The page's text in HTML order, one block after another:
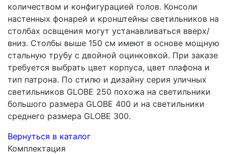
количеством и конфигурацией голов. Консоли
настенных фонарей и кронштейны светильников на
столбах освщения могут устанавливаться вверх/
вниз. Столбы выше 150 см имеют в основе мощную
стальную трубу с двойной оцинковкой. При заказе
требуется выбрать цвет корпуса, цвет плафона и
тип патрона. По стилю и дизайну серия уличных
светильников GLOBE 250 похожа на светильники
большого размера GLOBE 400 и на светильники
среднего размера GLOBE 300.
Вернуться в каталог
Комплектация